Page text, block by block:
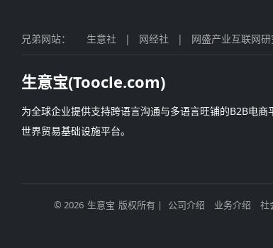
兄弟网站： 生意社 | 网经社 | 网盛产业互联网
生意宝(Toocle.com)
为全球企业提供支持跨语言沟通与多语言旺铺的B2B电商
世界贸易基础设施平台。
© 2026 生意宝 版权所有 | 公司介绍 业务介绍 社